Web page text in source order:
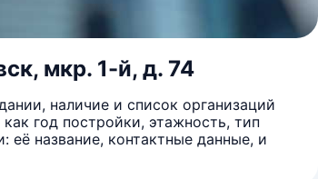
мкр. 1-й, д. 74
наличие и список организаций
год постройки, этажность, тип
название, контактные данные, и